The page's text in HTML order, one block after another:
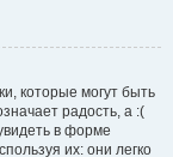
которые могут быть
радость, а :(
в форме
их: они легко